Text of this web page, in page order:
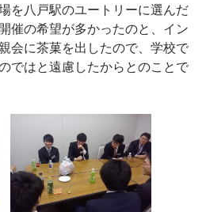
を八戸駅のユートリーに選んだ
催の希望が多かったのと、イン
会に茶菓を出したので、学校で
ではと遠慮したからとのことで